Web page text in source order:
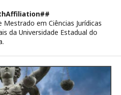
em Ciências Jurídicas
da Universidade Estadual do